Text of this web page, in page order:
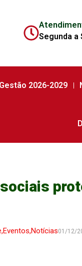
Segunda a
Gestão 2026-2029
,Eventos,Notícias01/12/